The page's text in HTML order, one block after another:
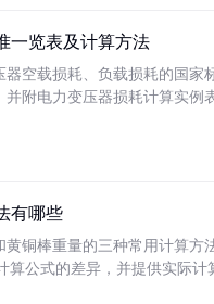
一览表及计算方法
空载损耗、负载损耗的国家
附电力变压器损耗计算实例
有哪些
黄铜棒重量的三种常用计算
算公式的差异，并提供实际